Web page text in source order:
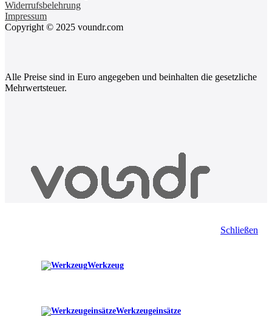
Widerrufsbelehrung
Impressum
Copyright © 2025 voundr.com
Alle Preise sind in Euro angegeben und beinhalten die gesetzliche
Mehrwertsteuer.
Schließen
Werkzeug
Werkzeugeinsätze